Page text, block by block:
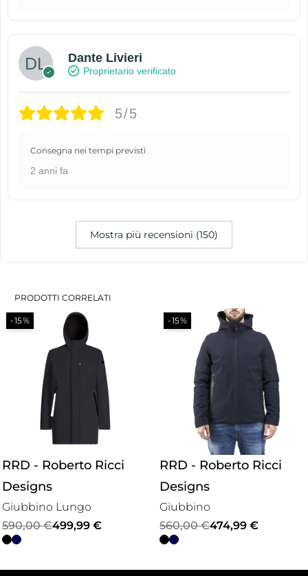
Dante Livieri
Proprietario verificato
5/5
Consegna nei tempi previsti
2 anni fa
Mostra più recensioni (150)
PRODOTTI CORRELATI
-15%
RRD - Roberto Ricci
Designs
Giubbino Lungo
590,00€
Il
prezzo
499,99 €
Il
prezzo
-15%
RRD - Roberto Ricci
Designs
Giubbino
560,00€
Il
prezzo
474,99 €
Il
prezzo